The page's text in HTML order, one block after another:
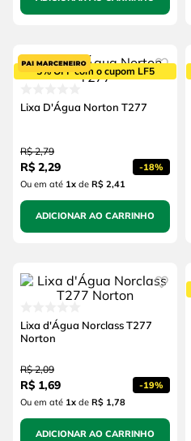
5% OFF com o cupom LF5
Lixa D'Água Norton T277
R$ 2,79
R$ 2,29 -18%
Ou em até 1xde R$ 2,41
ADICIONAR AO CARRINHO
Lixa d'Água Norclass T277
Norton
R$ 2,09
R$ 1,69 -19%
Ou em até 1xde R$ 1,78
ADICIONAR AO CARRINHO